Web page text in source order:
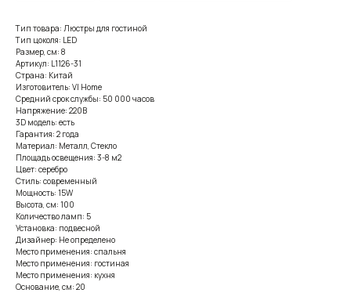
Тип товара: Люстры для гостиной
Тип цоколя: LED
Размер, см: 8
Артикул: L1126-31
Страна: Китай
Изготовитель: VI Home
Средний срок службы: 50 000 часов
Напряжение: 220В
3D модель: есть
Гарантия: 2 года
Материал: Металл, Стекло
Площадь освещения: 3-8 м2
Цвет: серебро
Стиль: современный
Мощность: 15W
Высота, см: 100
Количество ламп: 5
Установка: подвесной
Дизайнер: Не определено
Место применения: спальня
Место применения: гостиная
Место применения: кухня
Основание, см: 20